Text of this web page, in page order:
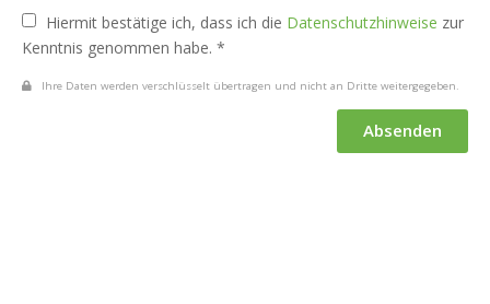
Hiermit bestätige ich, dass ich die Datenschutzhinweise zur
Kenntnis genommen habe. *
Ihre Daten werden verschlüsselt übertragen und nicht an Dritte weitergegeben.
Absenden